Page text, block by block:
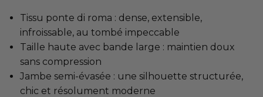
Tissu ponte di roma : dense, extensible,
infroissable, au tombé impeccable
Taille haute avec bande large : maintien doux
sans compression
Jambe semi-évasée : une silhouette structurée,
chic et résolument moderne